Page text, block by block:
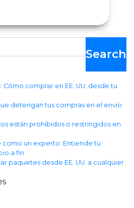
Cómo comprar en EE. UU. desde tu
detengan tus compras en el envío
están prohibidos o restringidos en
un experto: Entiende tu
a fin
paquetes desde EE. UU. a cualquier